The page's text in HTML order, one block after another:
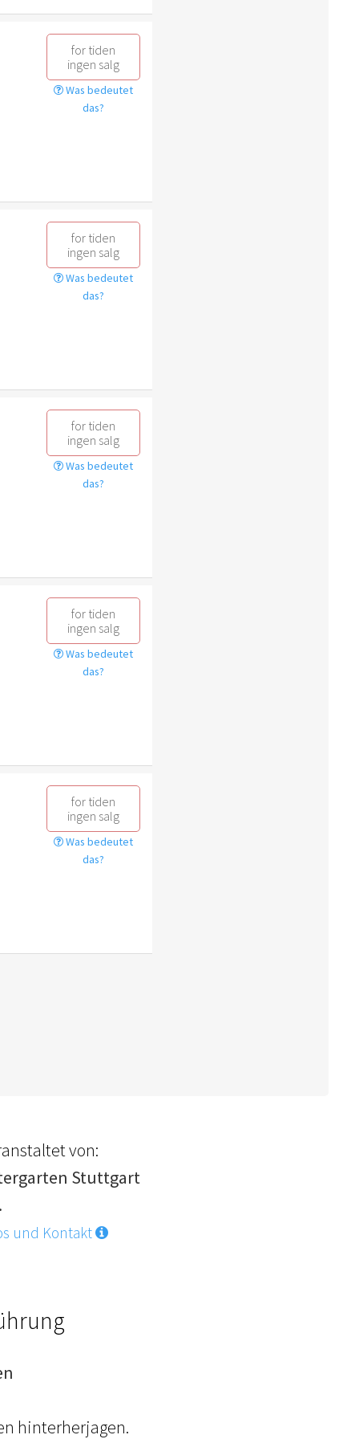
for tiden
ingen salg
Was bedeutet
das?
for tiden
ingen salg
Was bedeutet
das?
for tiden
ingen salg
Was bedeutet
das?
for tiden
ingen salg
Was bedeutet
das?
for tiden
ingen salg
Was bedeutet
das?
von:
Stuttgart
und Kontakt
hinterherjagen.